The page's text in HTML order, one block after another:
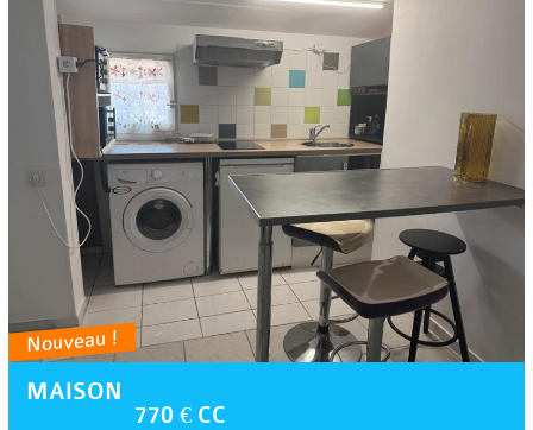
Nouveau !
MAISON
770 € CC